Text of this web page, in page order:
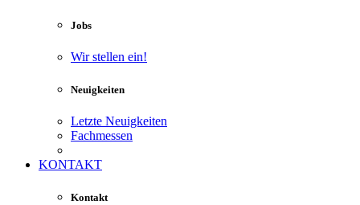
Jobs
Wir stellen ein!
Neuigkeiten
Letzte Neuigkeiten
Fachmessen
KONTAKT
Kontakt